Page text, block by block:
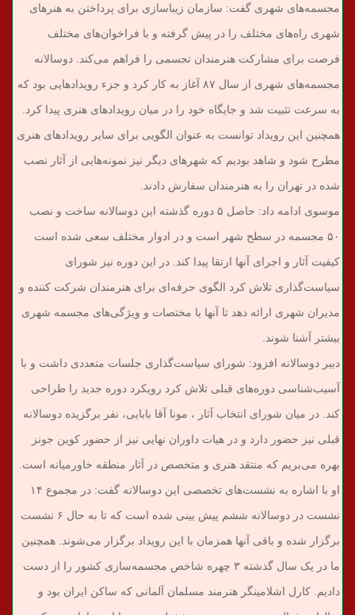
مجسمه‌های شهری گفت: سازمان زیباسازی برای پرداختن به هنرهای
شهری راه‌های مختلف را در پیش گرفته و با فراخوان‌های مختلف
فرصت برای مشارکت هنرمندان تجسمی را فراهم می‌کند. دوسالانه
مجسمه‌های شهری از سال ۸۷ آغاز به کار کرد و جزء رویدادهایی بود که
به سرعت تثبیت شد و جایگاه خود را در میان رویدادهای هنری پیدا کرد.
همچنین این رویداد توانست به عنوان الگویی برای سایر رویدادهای هنری
مطرح شود و شاهد بودیم که شهرهای دیگر نیز نمونه‌هایی از آثار نصب
شده در تهران را به هنرمندان سفارش دادند.
موسوی ادامه داد: حاصل ۵ دوره گذشته این دوسالانه ساخت و نصب
۵۰ مجسمه در سطح شهر است و در ادوار مختلف سعی شده است
کیفیت آثار و اجرای آنها ارتقا پیدا کند. در این دوره نیز شورای
سیاست‌گذاری تلاش کرد الگوی حرفه‌ای برای هنرمندان شرکت کننده و
مدیران شهری ارائه دهد تا آنها با مختصات و ویژگی‌های مجسمه شهری
بیشتر آشنا شوند.
دبیر دوسالانه افزود: شورای سیاست‌گذاری جلسات متعددی داشت و با
آسیب‌شناسی دوره‌های قبلی تلاش کرد رویکرد دوره جدید را طراحی
کند. در میان شورای انتخاب آثار ، مونا آقا بابایی، نفر برگزیده دوسالانه
قبلی نیز حضور دارد و در هیات داوران نهایی نیز از حضور کوین جونز
بهره می‌بریم که منتقد هنری و متخصص در آثار منطقه خاورمیانه است.
او با اشاره به نشست‌های تخصصی این دوسالانه گفت: در مجموع ۱۴
نشست در دوسالانه ششم پیش بینی شده است که تا به حال ۶ نشست
برگزار شده و باقی آنها همزمان با این رویداد برگزار می‌شوند. همچنین
ما در یک سال گذشته ۳ چهره شاخص مجسمه‌سازی کشور را از دست
دادیم. کارل اشلامینگر هنرمند مسلمان آلمانی که ساکن ایران بود و